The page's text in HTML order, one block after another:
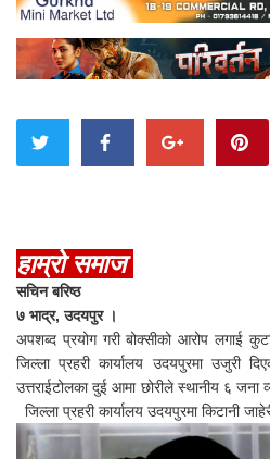
हाम्रो समाज
सचिन बरिष्ठ
७ भाद्र, उदयपुर ।
अपशब्द प्रयोग गरी बोक्सीको आरोप लगाई
जिल्ला प्रहरी कार्यालय उदयपुरमा उजुरी
उत्तराईटोलका दुई आमा छोरीले स्थानीय ६ जना
जिल्ला प्रहरी कार्यालय उदयपुरमा किटानी